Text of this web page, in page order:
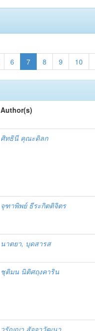
6 7 8 9 10
Author(s)
ศิทธินี คุณะดิลก
จุฑาพิพย์ ธีระกิตติจิตร
นาตยา, บุดสารส
ชุติมน นิติศฤงคาริน
วรัญญา สัจจาวัฒนา